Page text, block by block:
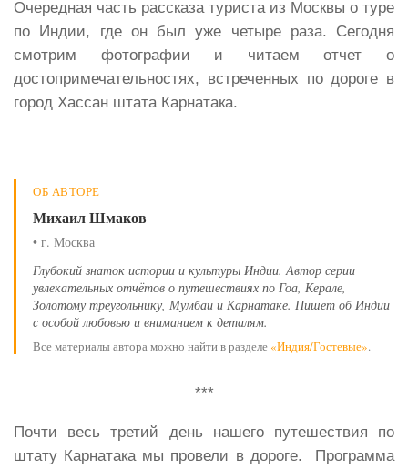
Очередная часть рассказа туриста из Москвы о туре
по Индии, где он был уже четыре раза. Сегодня
смотрим фотографии и читаем отчет о
достопримечательностях, встреченных по дороге в
город Хассан штата Карнатака.
ОБ АВТОРЕ
Михаил Шмаков
• г. Москва
Глубокий знаток истории и культуры Индии. Автор серии
увлекательных отчётов о путешествиях по Гоа, Керале,
Золотому треугольнику, Мумбаи и Карнатаке. Пишет об Индии
с особой любовью и вниманием к деталям.
Все материалы автора можно найти в разделе «Индия/Гостевые».
***
Почти весь третий день нашего путешествия по
штату Карнатака мы провели в дороге. Программа